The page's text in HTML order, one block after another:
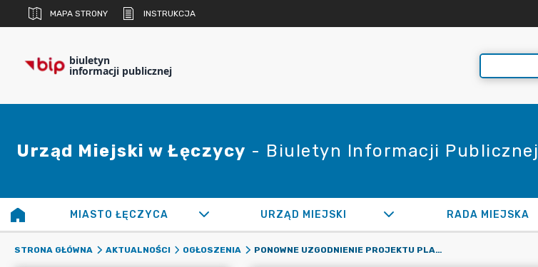
MAPA STRONY INSTRUKCJA
biuletyn
informacji publicznej
Urząd Miejski w Łęczycy - Biuletyn Informacji Publicznej
MIASTO ŁĘCZYCA URZĄD MIEJSKI RADA MIEJSKA
STRONA GŁÓWNA AKTUALNOŚCI OGŁOSZENIA PONOWNE UZGODNIENIE PROJEKTU PLANU OGÓLNEGO MIASTA ŁĘCZYCA